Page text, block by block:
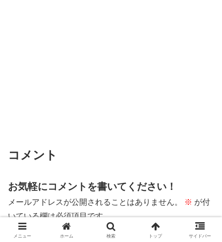
コメント
お気軽にコメントを書いてください！
メールアドレスが公開されることはありません。 ※ が付
いている欄は必須項目です
コメント
メニュー ホーム 検索 トップ サイドバー